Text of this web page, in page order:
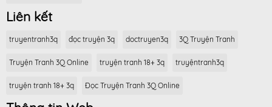
Liên kết
truyentranh3q đọc truyện 3q doctruyen3q 3Q Truyện Tranh
Truyện Tranh 3Q Online truyện tranh 18+ 3q truyệntranh3q
truyện tranh 18+ 3q Đọc Truyện Tranh 3Q Online